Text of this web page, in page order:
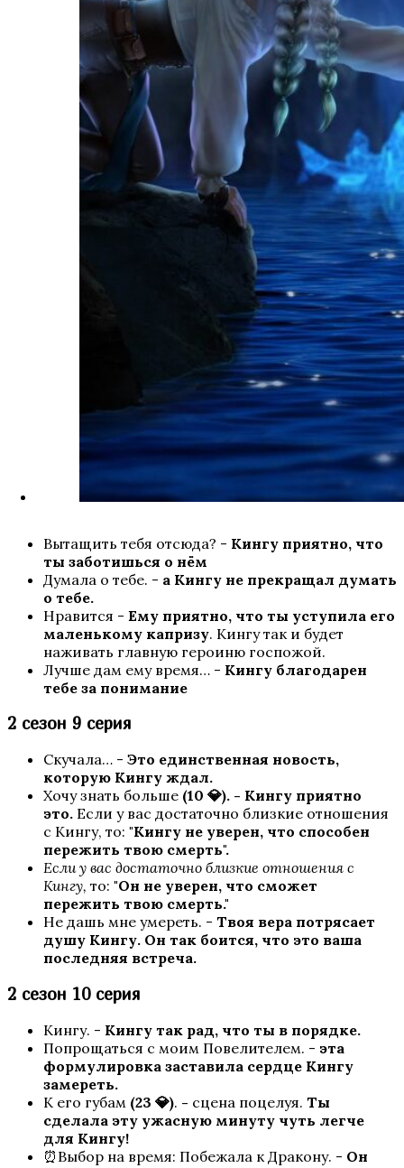
Секрет Небес
В Ритме Страсти
Высокий прибой
Тени Сентфора
Королева за 30 Дней
Вытащить тебя отсюда? - Кингу приятно, что
ты заботишься о нём
Думала о тебе. - а Кингу не прекращал думать
о тебе.
Нравится - Ему приятно, что ты уступила его
маленькому капризу. Кингу так и будет
наживать главную героиню госпожой.
Лучше дам ему время… - Кингу благодарен
тебе за понимание
2 сезон 9 серия
Скучала… - Это единственная новость,
которую Кингу ждал.
Хочу знать больше (10 💎). - Кингу приятно
это. Если у вас достаточно близкие отношения
с Кингу, то: "Кингу не уверен, что способен
пережить твою смерть".
Если у вас достаточно близкие отношения с
Кингу, то: "Он не уверен, что сможет
пережить твою смерть."
Не дашь мне умереть. - Твоя вера потрясает
душу Кингу. Он так боится, что это ваша
последняя встреча.
2 сезон 10 серия
Кингу. - Кингу так рад, что ты в порядке.
Попрощаться с моим Повелителем. - эта
формулировка заставила сердце Кингу
замереть.
К его губам (23 💎). - сцена поцелуя. Ты
сделала эту ужасную минуту чуть легче
для Кингу!
⏰Выбор на время: Побежала к Дракону. - Он